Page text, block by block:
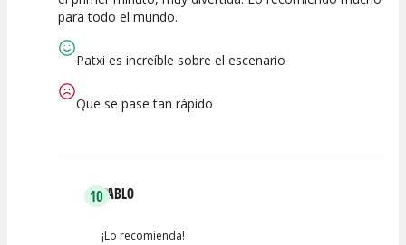
para todo el mundo.
Patxi es increíble sobre el escenario
Que se pase tan rápido
10PABLO
¡Lo recomienda!